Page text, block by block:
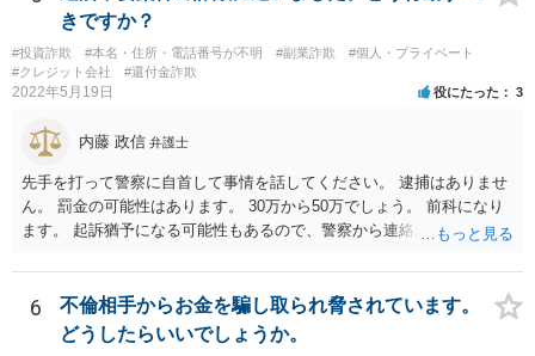
きですか？
#投資詐欺 #本名・住所・電話番号が不明 #副業詐欺
#個人・プライベート
#クレジット会社
#還付金詐欺
2022年5月19日 役にたった 3
内藤 政信 弁護士
先手を打って警察に自首して事情を話してください。 逮捕はありませ
ん。 罰金の可能性はあります。 30万から50万でしょう。 前科になり
ます。 起訴猶予になる可能性もあるので、警察から連絡が 来る前に、
情報を得ている可能 性はあります。
6
不倫相手からお金を騙し取られ脅されています。
どうしたらいいでしょうか。